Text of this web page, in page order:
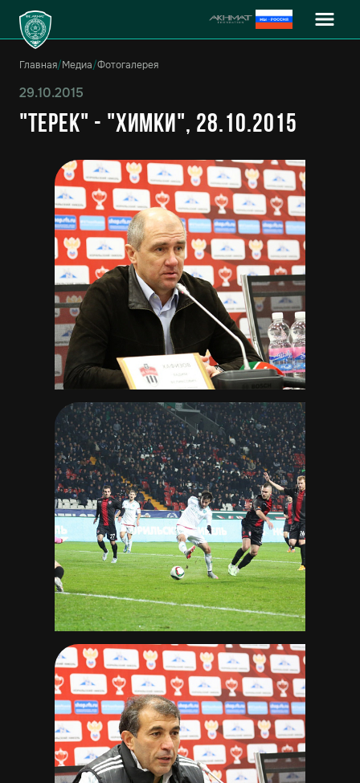
Главная/Медиа/Фотогалерея
29.10.2015
"Терек" - "Химки", 28.10.2015